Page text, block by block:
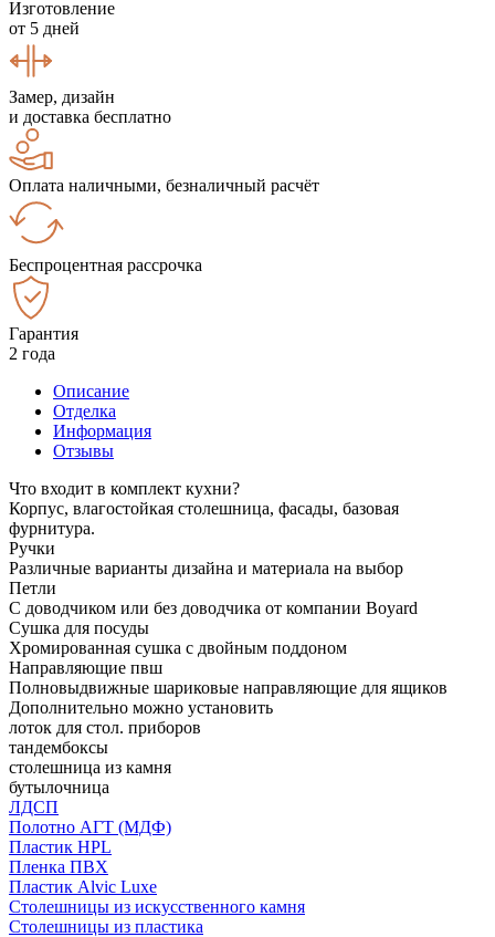
Изготовление
от 5 дней
Замер, дизайн
и доставка бесплатно
Оплата наличными, безналичный расчёт
Беспроцентная рассрочка
Гарантия
2 года
Описание
Отделка
Информация
Отзывы
Что входит в комплект кухни?
Корпус, влагостойкая столешница, фасады, базовая
фурнитура.
Ручки
Различные варианты дизайна и материала на выбор
Петли
С доводчиком или без доводчика от компании Boyard
Сушка для посуды
Хромированная сушка с двойным поддоном
Направляющие пвш
Полновыдвижные шариковые направляющие для ящиков
Дополнительно можно установить
лоток для стол. приборов
тандембоксы
столешница из камня
бутылочница
ЛДСП
Полотно АГТ (МДФ)
Пластик HPL
Пленка ПВХ
Пластик Alvic Luxe
Столешницы из искусственного камня
Столешницы из пластика